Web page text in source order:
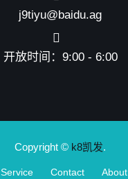
j9tiyu@baidu.ag
开放时间：9:00 - 6:00
Copyright © k8凯发.
Service Contact About